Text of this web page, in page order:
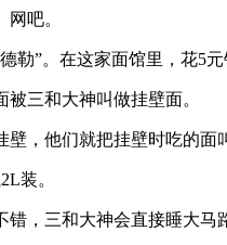
吧。
勒”。在这家面馆里，花5
三和大神叫做挂壁面。
，他们就把挂壁时吃的面
装。
，三和大神会直接睡大马